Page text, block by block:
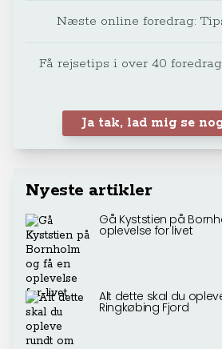
Næste online foredrag:
Få rejsetips i over 40
Ja tak, lad mig se
Nyeste artikler
Gå Kyststien på
oplevelse for livet
Alt dette skal du
Ringkøbing Fjord